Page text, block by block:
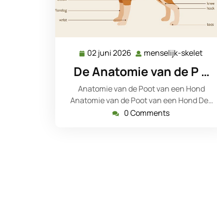
02 juni 2026 02
juni
2026
menselijk-skelet
De Anatomie van de P …
Anatomie van de Poot van een Hond
Anatomie van de Poot van een Hond De…
0 Comments